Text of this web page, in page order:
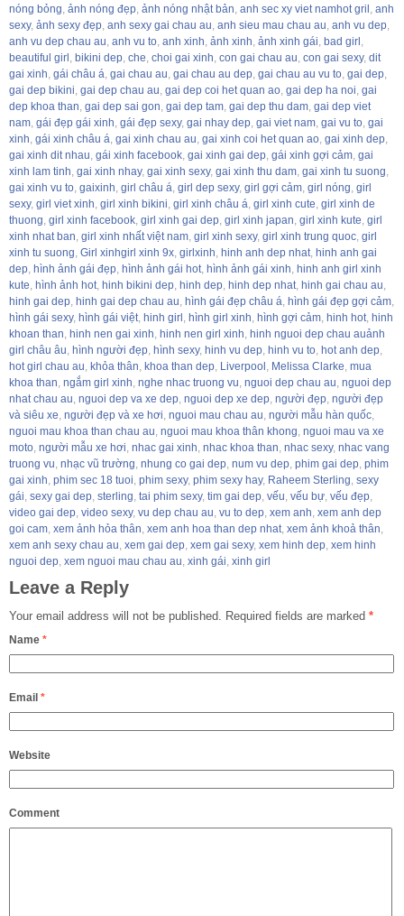
nóng bỏng, ảnh nóng đẹp, ảnh nóng nhật bản, anh sec xy viet namhot gril , anh
sexy, ảnh sexy đẹp, anh sexy gai chau au, anh sieu mau chau au, anh vu dep,
anh vu dep chau au, anh vu to, anh xinh, ảnh xinh, ảnh xinh gái, bad girl ,
beautiful girl , bikini dep, che, choi gai xinh, con gai chau au, con gai sexy, dit
gai xinh, gái châu á, gai chau au, gai chau au dep, gai chau au vu to, gai dep,
gai dep bikini, gai dep chau au, gai dep coi het quan ao, gai dep ha noi, gai
dep khoa than, gai dep sai gon, gai dep tam, gai dep thu dam, gai dep viet
nam, gái đẹp gái xinh, gái đẹp sexy, gai nhay dep, gai viet nam, gai vu to, gai
xinh, gái xinh châu á, gai xinh chau au, gai xinh coi het quan ao, gai xinh dep,
gai xinh dit nhau, gái xinh facebook, gai xinh gai dep, gái xinh gợi cảm, gai
xinh lam tinh, gai xinh nhay, gai xinh sexy, gai xinh thu dam, gai xinh tu suong,
gai xinh vu to, gaixinh, girl châu á, girl dep sexy, girl gợi cảm, girl nóng, girl
sexy, girl viet xinh, girl xinh bikini, girl xinh châu á, girl xinh cute, girl xinh de
thuong, girl xinh facebook, girl xinh gai dep, girl xinh japan, girl xinh kute, girl
xinh nhat ban, girl xinh nhất việt nam, girl xinh sexy, girl xinh trung quoc, girl
xinh tu suong, Girl xinhgirl xinh 9x, girlxinh, hinh anh dep nhat, hinh anh gai
dep, hình ảnh gái đẹp, hình ảnh gái hot, hình ảnh gái xinh, hinh anh girl xinh
kute, hình ảnh hot, hinh bikini dep, hinh dep, hinh dep nhat, hinh gai chau au,
hinh gai dep, hinh gai dep chau au, hình gái đẹp châu á, hình gái đẹp gợi cảm,
hình gái sexy, hình gái việt, hinh girl , hình girl xinh, hình gợi cảm, hinh hot, hinh
khoan than, hinh nen gai xinh, hinh nen girl xinh, hinh nguoi dep chau auảnh
girl châu âu, hình người đẹp, hình sexy, hinh vu dep, hinh vu to, hot anh dep,
hot girl chau au, khỏa thân, khoa than dep, Liverpool , Melissa Clarke, mua
khoa than, ngắm girl xinh, nghe nhac truong vu, nguoi dep chau au, nguoi dep
nhat chau au, nguoi dep va xe dep, nguoi dep xe dep, người đẹp, người đẹp
và siêu xe, người đẹp và xe hơi, nguoi mau chau au, người mẫu hàn quốc,
nguoi mau khoa than chau au, nguoi mau khoa thân khong, nguoi mau va xe
moto, người mẫu xe hơi, nhac gai xinh, nhac khoa than, nhac sexy, nhac vang
truong vu, nhạc vũ trường, nhung co gai dep, num vu dep, phim gai dep, phim
gai xinh, phim sec 18 tuoi, phim sexy, phim sexy hay, Raheem Sterling, sexy
gái, sexy gai dep, sterling, tai phim sexy, tim gai dep, vếu, vếu bự, vếu đẹp,
video gai dep, video sexy, vu dep chau au, vu to dep, xem anh, xem anh dep
goi cam, xem ảnh hỏa thân, xem anh hoa than dep nhat, xem ảnh khoả thân,
xem anh sexy chau au, xem gai dep, xem gai sexy, xem hinh dep, xem hinh
nguoi dep, xem nguoi mau chau au, xinh gái, xinh girl
Leave a Reply
Your email address will not be published. Required fields are marked *
Name *
Email *
Website
Comment